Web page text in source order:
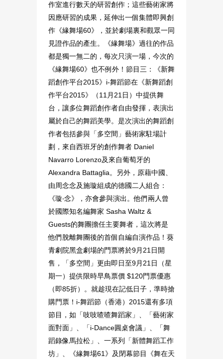
作室進行數天的研習創作；這些藝術家將
因應研習的成果，延伸出一個集體即興創
作《緣舞場60》，並於劇場裏和觀眾一同
見證作品的產生。《緣舞場》過往的作品
都是獨一無二的，每次只演一場，今次的
《緣舞場60》也不例外！節目三：《新舞
蹈創作平台2015》i-舞蹈節在《新舞蹈創
作平台2015》（11月21日）中提供舞
台，讓多位舞蹈創作者自由發揮，表演出
屬於自己的舞蹈美學。是次演出的舞蹈創
作者包括參與「多空間」藝術家駐場計
劃，來自西班牙的創作舞者 Daniel
Navarro Lorenzo及來自葡萄牙的
Alexandra Battaglia。另外，原藉中國、
由周念念及施璇組成的德國二人組合：
《璇‧念》，亦會參與演出。他們兩人曾
於國際知名編舞家 Sasha Waltz &
Guests的舞團擔任主要舞者，這次將是
他們脫離舞團後的首個自編自演作品！葵
青劇院黑盒劇場的門票將於9月21日開
售，「多空間」更由即日至9月21日（星
期一）提供限時早鳥票價 $120門票優惠
（即85折）。就趁現在記低日子，準時搶
購門票！i-舞蹈節（香港）2015還有多項
節目，如「吱吱喳喳舞蹈家」、「藝術家
面對面」、「i-Dance圓桌會議」、「舞
蹈錄像馬拉松」、一系列「新體舞蹈工作
坊」、《緣舞場61》及閉幕節目《舞在天